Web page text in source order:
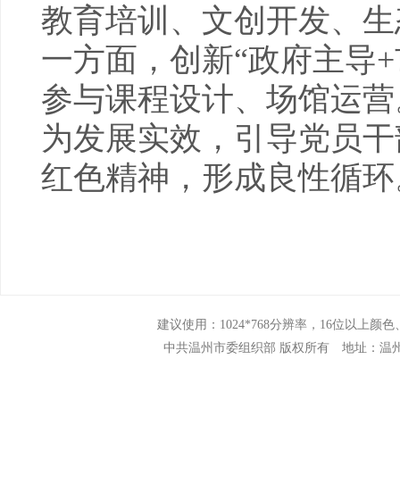
教育培训、文创开发、
一方面，创新“政府主导
参与课程设计、场馆运
为发展实效，引导党员
红色精神，形成良性循
建议使用：1024*768分辨率，16位以上颜
中共温州市委组织部 版权所有 地址：温